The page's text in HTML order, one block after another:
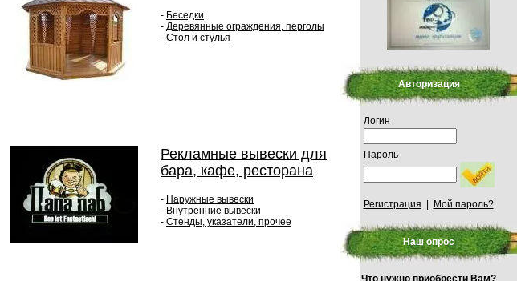
- Беседки
- Деревянные ограждения, перголы
- Стол и стулья
Рекламные вывески для
бара, кафе, ресторана
- Наружные вывески
- Внутренние вывески
- Стенды, указатели, прочее
Авторизация
Логин
Пароль
Регистрация Мой пароль?
Наш опрос
Что нужно приобрести Вам?